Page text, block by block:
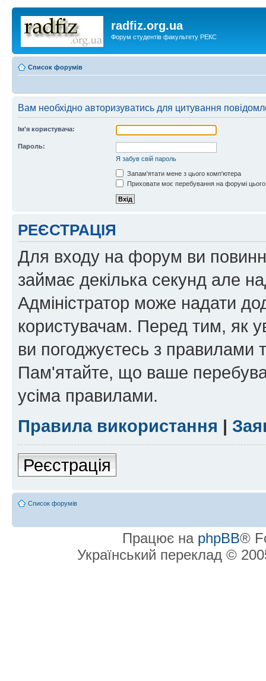
radfiz.org.ua
Форум студентів факультету РЕКС
Список форумів
Вам необхідно авторизуватись для цитування
Ім'я користувача:
Пароль:
Я забув свій пароль
Запам'ятати мене з цього комп'ютера
Приховати моє перебування на форумі
РЕЄСТРАЦІЯ
Для входу на форум ви
займає декілька секунд але
Адміністратор може надати
користувачам. Перед тим, як
ви погоджуєтесь з правилами
Пам'ятайте, що ваше
усіма правилами.
Правила використання |
Реєстрація
Список форумів
Працює на phpBB®
Український переклад ©